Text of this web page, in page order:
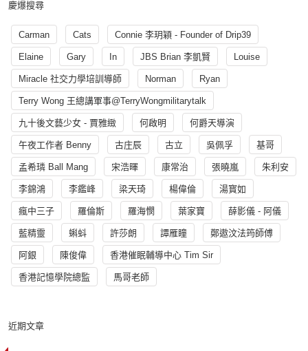
慶爆搜尋
Carman Cats Connie 李玥穎 - Founder of Drip39
Elaine Gary In JBS Brian 李凱賢 Louise
Miracle 社交力學培訓導師 Norman Ryan
Terry Wong 王總講軍事@TerryWongmilitarytalk
九十後文藝少女 - 賈雅緻 何啟明 何爵天導演
午夜工作者 Benny 古庄辰 古立 吳佩孚 基哥
孟希璘 Ball Mang 宋浩暉 康常治 張曉嵐 朱利安
李錦鴻 李鑑峰 梁天琦 楊偉倫 湯寳如
瘋中三子 羅倫斯 羅海憫 葉家寶 薛影儀 - 阿儀
藍精靈 蝌蚪 許莎朗 譚雁瞳 鄭遨汶法筠師傅
阿銀 陳俊偉 香港催眠輔導中心 Tim Sir
香港記憶學院總監 馬哥老師
近期文章